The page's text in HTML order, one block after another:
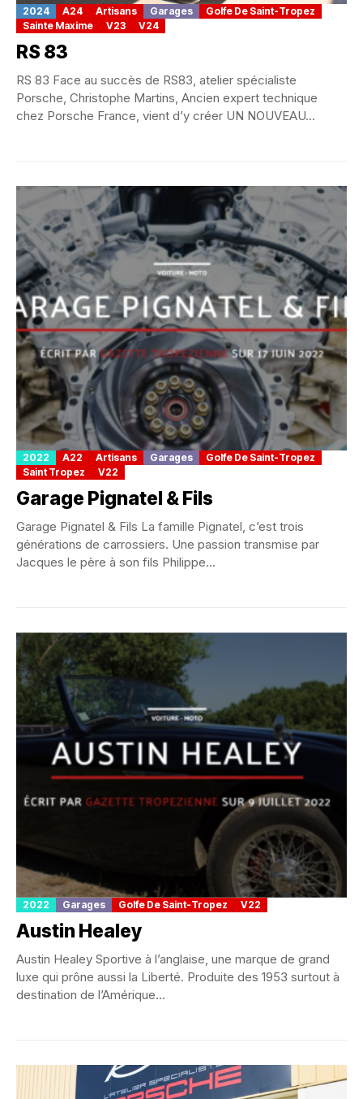
2024 A24 Artisans Garages
Golfe De Saint-Tropez
Sainte Maxime
V23 V24
RS 83
RS 83 Face au succès de RS83, atelier spécialiste
Porsche, Christophe Martins, Ancien expert technique
chez Porsche France, vient d’y créer UN NOUVEAU...
2022 A22 Artisans Garages
Golfe De Saint-Tropez
Saint Tropez
V22
Garage Pignatel & Fils
Garage Pignatel & Fils La famille Pignatel, c’est trois
générations de carrossiers. Une passion transmise par
Jacques le père à son fils Philippe...
2022 Garages Golfe De Saint-Tropez V22
Austin Healey
Austin Healey Sportive à l’anglaise, une marque de grand
luxe qui prône aussi la Liberté. Produite des 1953 surtout à
destination de l’Amérique...